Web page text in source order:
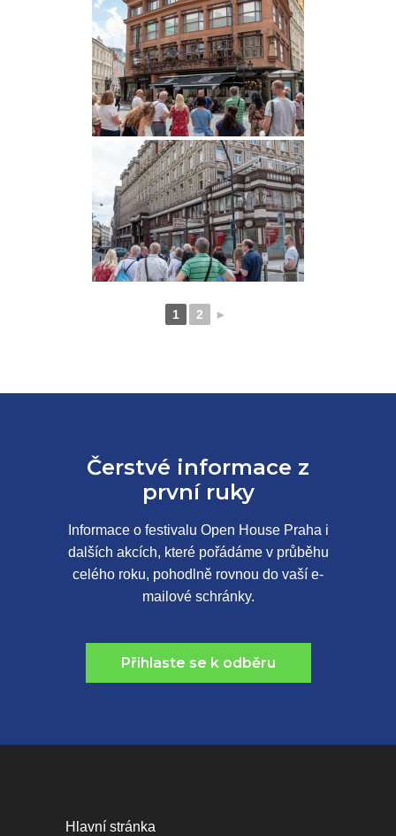
1 2 ►
Čerstvé informace z
první ruky
Informace o festivalu Open House Praha i
dalších akcích, které pořádáme v průběhu
celého roku, pohodlně rovnou do vaší e-
mailové schránky.
Přihlaste se k odběru
Hlavní stránka